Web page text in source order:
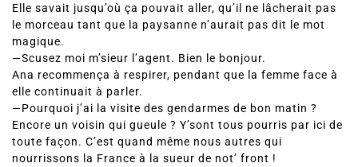
Elle savait jusqu’où ça pouvait aller, qu’il ne lâcherait pas
le morceau tant que la paysanne n’aurait pas dit le mot
magique.
—Scusez moi m’sieur l’agent. Bien le bonjour.
Ana recommença à respirer, pendant que la femme face à
elle continuait à parler.
—Pourquoi j’ai la visite des gendarmes de bon matin ?
Encore un voisin qui gueule ? Y’sont tous pourris par ici de
toute façon. C’est quand même nous autres qui
nourrissons la France à la sueur de not’ front !